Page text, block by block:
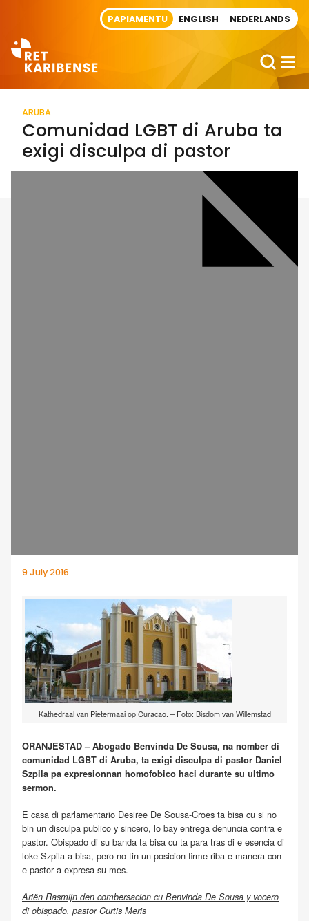
PAPIAMENTU ENGLISH NEDERLANDS
ARUBA
Comunidad LGBT di Aruba ta
exigi disculpa di pastor
9 July 2016
Kathedraal van Pietermaai op Curacao. – Foto: Bisdom van Willemstad
ORANJESTAD – Abogado Benvinda De Sousa, na nomber di
comunidad LGBT di Aruba, ta exigi disculpa di pastor Daniel
Szpila pa expresionnan homofobico haci durante su ultimo
sermon.
E casa di parlamentario Desiree De Sousa-Croes ta bisa cu si no
bin un disculpa publico y sincero, lo bay entrega denuncia contra e
pastor. Obispado di su banda ta bisa cu ta para tras di e esencia di
loke Szpila a bisa, pero no tin un posicion firme riba e manera con
e pastor a expresa su mes.
Ariën Rasmijn den combersacion cu Benvinda De Sousa y vocero
di obispado, pastor Curtis Meris